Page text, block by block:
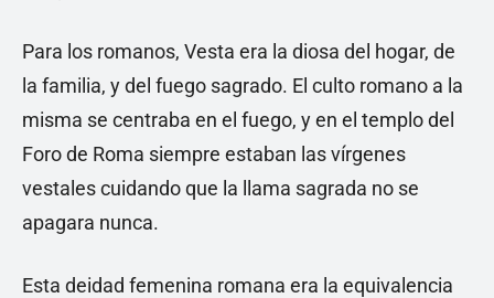
Para los romanos, Vesta era la diosa del hogar, de
la familia, y del fuego sagrado. El culto romano a la
misma se centraba en el fuego, y en el templo del
Foro de Roma siempre estaban las vírgenes
vestales cuidando que la llama sagrada no se
apagara nunca.
Esta deidad femenina romana era la equivalencia